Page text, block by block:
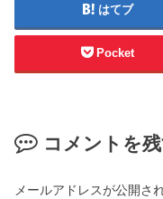
はてブ
Pocket
コメントを
メールアドレスが公開さ